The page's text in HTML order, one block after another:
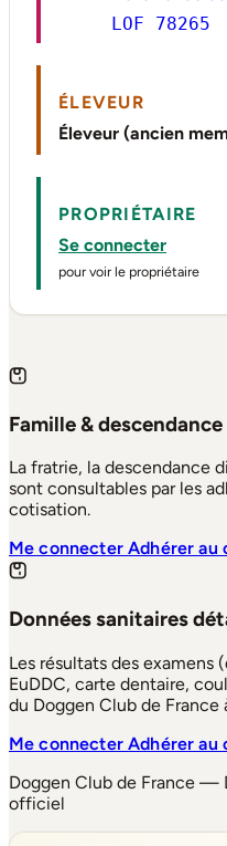
LOF 78265
ÉLEVEUR
Éleveur (ancien
PROPRIÉTAIRE
Se connecter
pour voir le propriétaire
Famille & descendance
La fratrie, la descendance
sont consultables par les
cotisation.
Me connecterAdhérer au
Données sanitaires
Les résultats des examens
EuDDC, carte dentaire,
du Doggen Club de
Me connecterAdhérer au
Doggen Club de France —
officiel